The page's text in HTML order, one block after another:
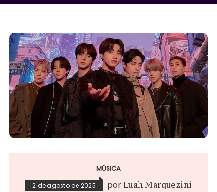
MÚSICA
2 de agosto de 2025 por Luah Marquezini